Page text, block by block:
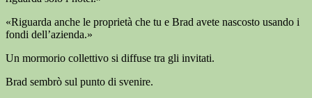
«Riguarda anche le proprietà che tu e Brad avete nascosto usando i
fondi dell’azienda.»
Un mormorio collettivo si diffuse tra gli invitati.
Brad sembrò sul punto di svenire.